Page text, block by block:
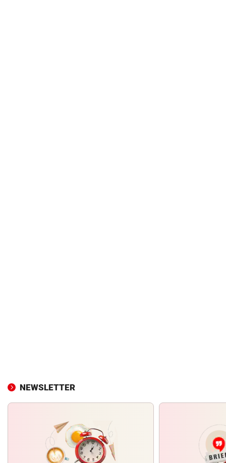
NEWSLETTER